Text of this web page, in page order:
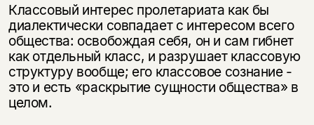
Классовый интерес пролетариата как бы
диалектически совпадает с интересом всего
общества: освобождая себя, он и сам гибнет
как отдельный класс, и разрушает классовую
структуру вообще; его классовое сознание -
это и есть «раскрытие сущности общества» в
целом.